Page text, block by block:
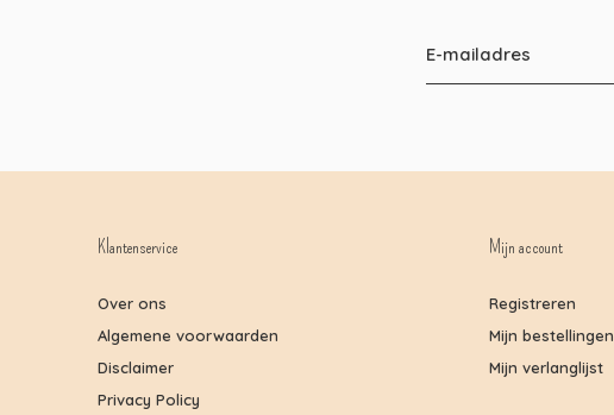
Klantenservice
Over ons
Algemene voorwaarden
Disclaimer
Privacy Policy
Mijn account
Registreren
Mijn bestellingen
Mijn verlanglijst